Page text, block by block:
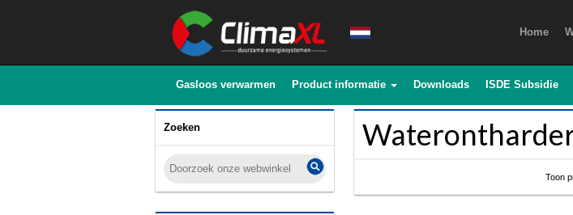
Home
Gasloos verwarmen Product informatie Downloads ISDE Subsidie
Zoeken
Toon